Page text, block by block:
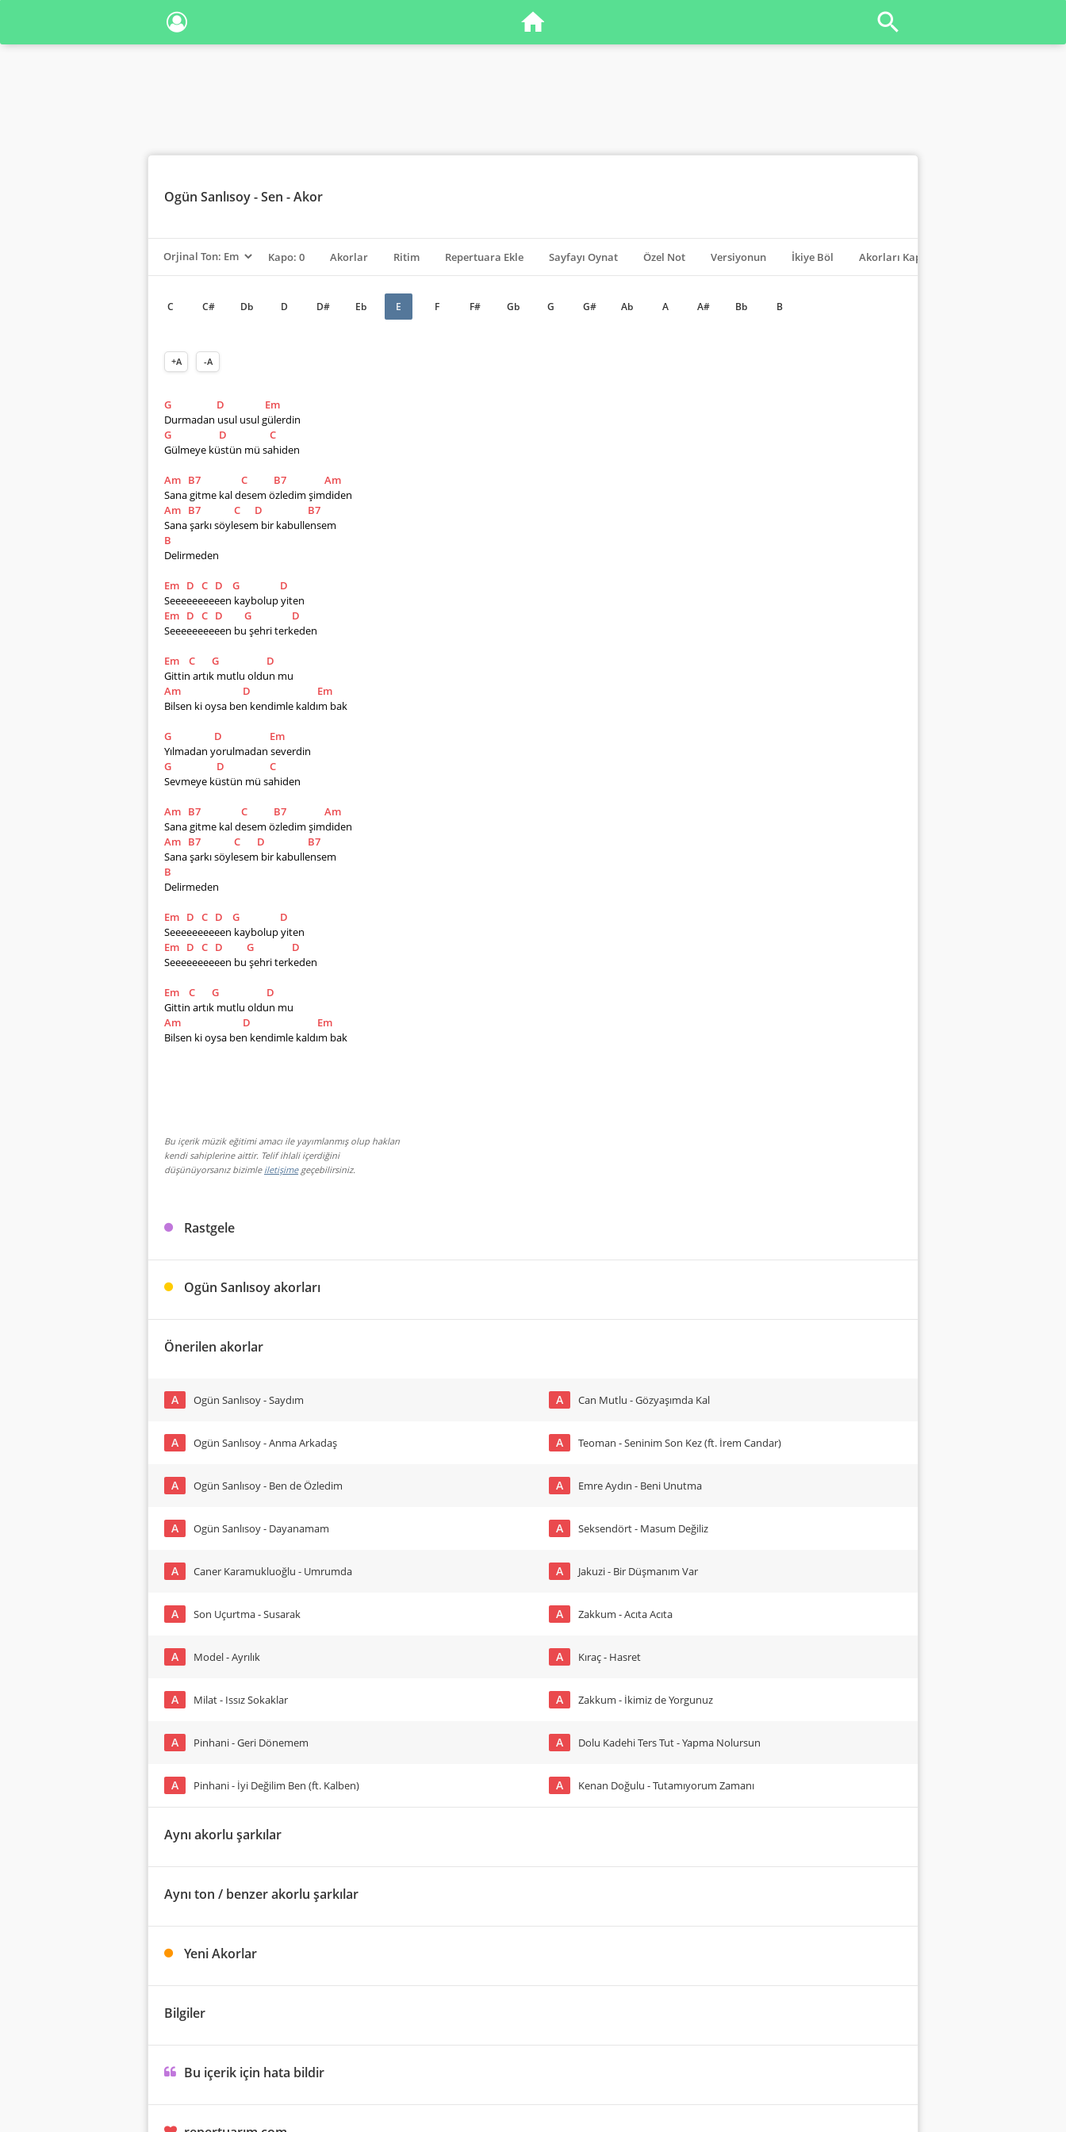
Ogün Sanlısoy- Sen - Akor
Kapo: 0 Akorlar Ritim Repertuara Ekle Sayfayı Oynat Özel Not Versiyonun İkiye Böl Akorları Kapat
C C# Db D D# Eb E F F# Gb G G# Ab A A# Bb B
+A -A
G D
Em
Durmadan usul usul gülerdin
G
D
C
Gülmeye küstün mü sahiden
Am B7 C B7
Am
Sana gitme kal desem özledim şimdiden
Am B7 C D
B7
Sana şarkı söylesem bir kabullensem
B
Delirmeden
Em D C D G
D
Seeeeeeeeeen kaybolup yiten
Em D C D G
D
Seeeeeeeeeen bu şehri terkeden
Em C G
D
Gittin artık mutlu oldun mu
Am
D
Em
Bilsen ki oysa ben kendimle kaldım bak
G D
Em
Yılmadan yorulmadan severdin
G
D
C
Sevmeye küstün mü sahiden
Am B7 C B7
Am
Sana gitme kal desem özledim şimdiden
Am B7 C D
B7
Sana şarkı söylesem bir kabullensem
B
Delirmeden
Em D C D G
D
Seeeeeeeeeen kaybolup yiten
Em D C D G
D
Seeeeeeeeeen bu şehri terkeden
Em C G
D
Gittin artık mutlu oldun mu
Am
D
Em
Bilsen ki oysa ben kendimle kaldım bak
Bu içerik müzik eğitimi amacı ile yayımlanmış olup hakları
kendi sahiplerine aittir. Telif ihlali içerdiğini
düşünüyorsanız bizimle iletişimegeçebilirsiniz.
Rastgele
Ogün Sanlısoy akorları
Önerilen akorlar
A Ogün Sanlısoy - Saydım
A Ogün Sanlısoy - Anma Arkadaş
A Ogün Sanlısoy - Ben de Özledim
A Ogün Sanlısoy - Dayanamam
A Caner Karamukluoğlu - Umrumda
A Son Uçurtma - Susarak
A Model - Ayrılık
A Milat - Issız Sokaklar
A Pinhani - Geri Dönemem
A Pinhani - İyi Değilim Ben (ft. Kalben)
A Can Mutlu - Gözyaşımda Kal
A Teoman - Seninim Son Kez (ft. İrem Candar)
A Emre Aydın - Beni Unutma
A Seksendört - Masum Değiliz
A Jakuzi - Bir Düşmanım Var
A Zakkum - Acıta Acıta
A Kıraç - Hasret
A Zakkum - İkimiz de Yorgunuz
A Dolu Kadehi Ters Tut - Yapma Nolursun
A Kenan Doğulu - Tutamıyorum Zamanı
Aynı akorlu şarkılar
Aynı ton / benzer akorlu şarkılar
Yeni Akorlar
Bilgiler
Bu içerik için hata bildir